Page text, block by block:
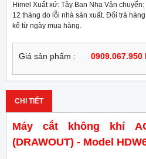
Himel Xuất xứ: Tây Ban Nha Vận
12 tháng do lỗi nhà sản xuất. Đổi trả
kể từ ngày mua hàng.
Giá sản phẩm : 0909.067.950
CHI TIẾT
Máy cắt không khí
(DRAWOUT) - Model